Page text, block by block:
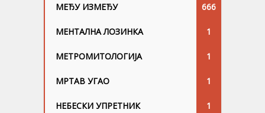
МЕЂУ ИЗМЕЂУ 666
МЕНТАЛНА ЛОЗИНКА 1
МЕТРОМИТОЛОГИЈА 1
МРТАВ УГАО 1
НЕБЕСКИ УПРЕТНИК 1